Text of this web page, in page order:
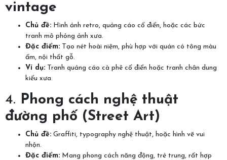
vintage
Chủ đề: Hình ảnh retro, quảng cáo cổ điển, hoặc các bức
tranh mô phỏng ảnh xưa.
Đặc điểm: Tạo nét hoài niệm, phù hợp với quán có tông màu
ấm, nội thất gỗ.
Ví dụ: Tranh quảng cáo cà phê cổ điển hoặc tranh chân dung
kiểu xưa.
4. Phong cách nghệ thuật
đường phố (Street Art)
Chủ đề: Graffiti, typography nghệ thuật, hoặc hình vẽ vui
nhộn.
Đặc điểm: Mang phong cách năng động, trẻ trung, rất hợp